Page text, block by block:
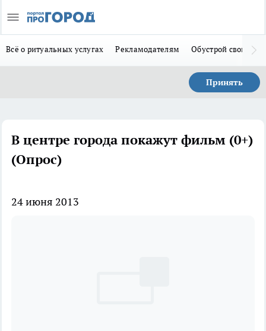
Всё о ритуальных услугах Рекламодателям Обустрой свой дом
Принять
В центре города покажут фильм (0+)
(Опрос)
24 июня 2013